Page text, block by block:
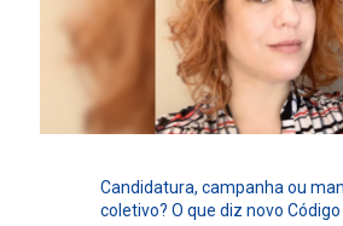
Candidatura, campanha ou
coletivo? O que diz novo Código